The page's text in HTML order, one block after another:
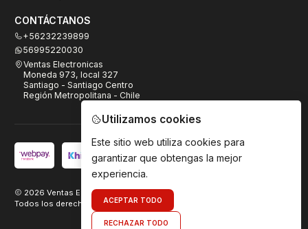
CONTÁCTANOS
+56232239899
56995220030
Ventas Electronicas
Moneda 973, local 327
Santiago - Santiago Centro
Región Metropolitana - Chile
2026 Ventas Electrónicas.
Todos los derechos reservados. Desarrollado por
Utilizamos cookies
Este sitio web utiliza cookies para
garantizar que obtengas la mejor
experiencia.
ACEPTAR TODO
RECHAZAR TODO